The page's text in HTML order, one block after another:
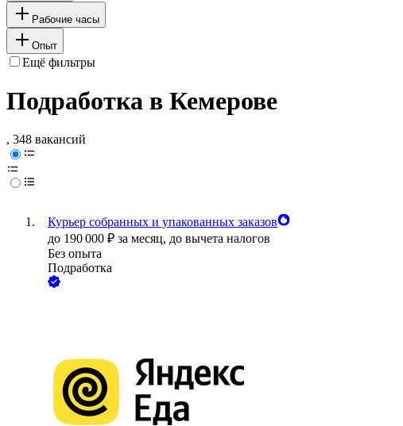
Рабочие часы
Опыт
Ещё фильтры
Подработка в Кемерове
, 348 вакансий
Курьер собранных и упакованных заказов
до 190 000 ₽ за месяц, до вычета налогов
Без опыта
Подработка